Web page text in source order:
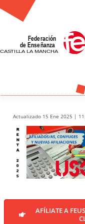
Skip
content
Contacto
Actualizado 15 Ene 2025 |
AFÍLIATE A